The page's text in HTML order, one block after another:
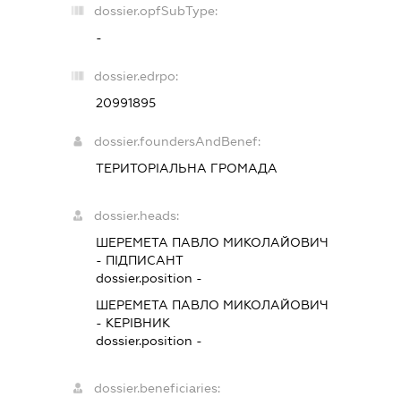
dossier.opfSubType:
-
dossier.edrpo:
20991895
dossier.foundersAndBenef:
ТЕРИТОРІАЛЬНА ГРОМАДА
dossier.heads:
ШЕРЕМЕТА ПАВЛО МИКОЛАЙОВИЧ
- ПІДПИСАНТ
dossier.position -
ШЕРЕМЕТА ПАВЛО МИКОЛАЙОВИЧ
- КЕРІВНИК
dossier.position -
dossier.beneficiaries: